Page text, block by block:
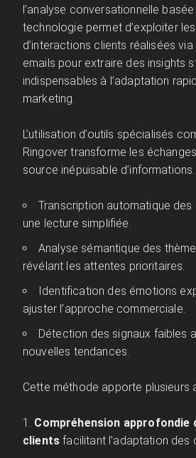
l’analyse conversationnelle basée
technologie permet d’exploiter
d’interactions clients réalisées
emails pour extraire des insights
indispensables à l’adaptation
marketing.
L’utilisation d’outils spécialisés
Ringover transforme les
source inépuisable
Transcription automatique
une lecture simplifiée.
Analyse sémantique des
révélant les attentes prioritaires.
Identification des émotions
ajuster l’approche commerciale.
Détection des signaux faibles
nouvelles tendances.
Cette méthode apporte plusieurs
Compréhension approfondie
clients facilitant l’adaptation des